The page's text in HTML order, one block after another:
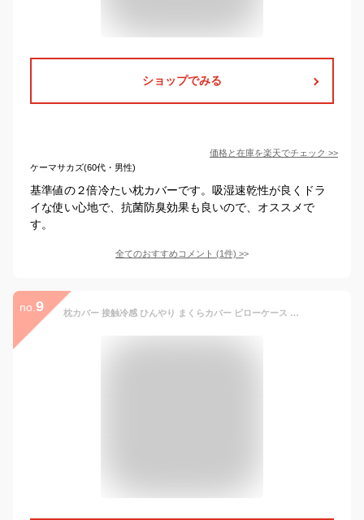
ショップでみる
価格と在庫を楽天でチェック >>
ケーマサカズ(60代・男性)
基準値の２倍冷たい枕カバーです。吸湿速乾性が良くドラ
イな使い心地で、抗菌防臭効果も良いので、オススメで
す。
全てのおすすめコメント (1件) >
no. 9 枕カバー 接触冷感 ひんやり まくらカバー ピローケース 43×63cm ファスナー 洗える 夏用 涼しい 熱中症対策 冷感 通気 吸湿 冷たい クール 速乾 ムレない 抗菌 防臭 Q-Max0.55 冷感枕カバー 節電 省エネ ひんやりグッズ 寝具